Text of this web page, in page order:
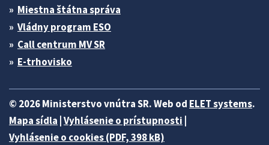
Miestna štátna správa
Vládny program ESO
Call centrum MV SR
E-trhovisko
© 2026 Ministerstvo vnútra SR. Web od ELET systems.
Mapa sídla Vyhlásenie o prístupnosti
Vyhlásenie o cookies (PDF, 398 kB)